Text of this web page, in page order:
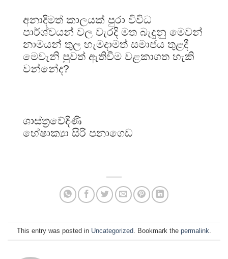
අනාදිමත් කාලයක් පුරා විවිධ
පාර්ශ්වයන් වල වැරදි මත බැදුනු මෙවන්
නාමයන් තුල හැමදාමත් සමාජය තුළදී
මෙවැනි පුවත් ඇතිවීම වළකාගත හැකි
වන්නේද?
ශාස්ත්‍රවේදිණි
හේෂාක්‍යා සිරි පනාගෙඩ
This entry was posted in Uncategorized . Bookmark the permalink